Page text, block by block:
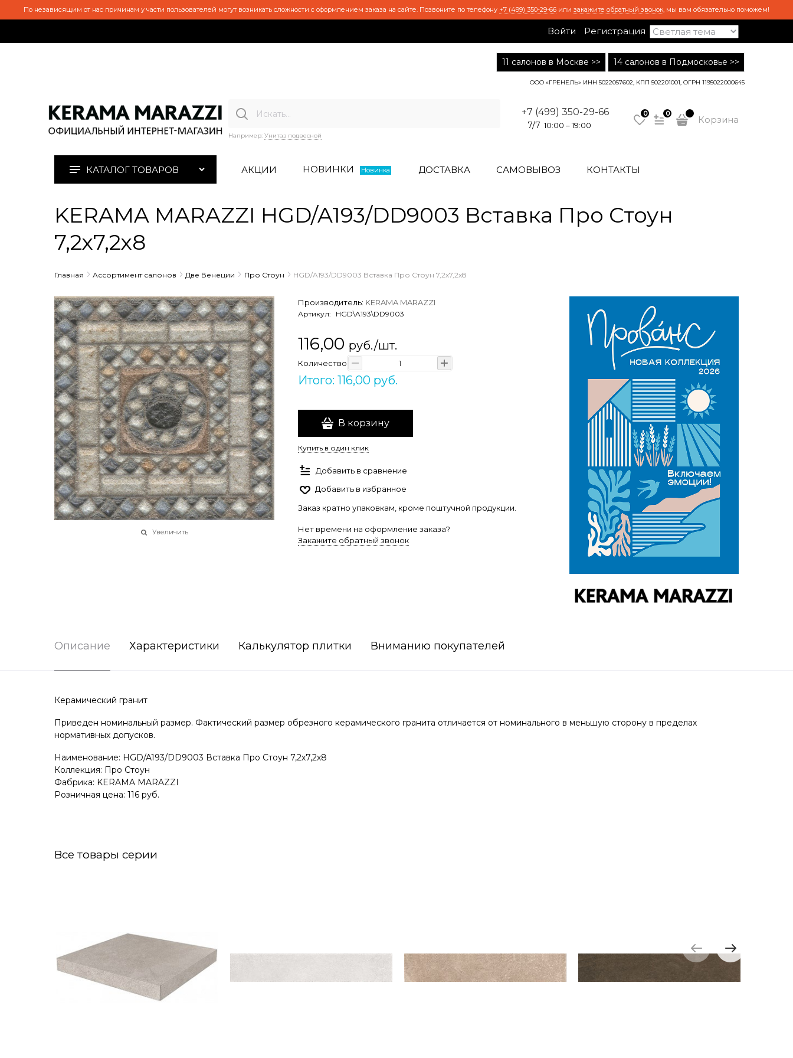
По независящим от нас причинам у части пользователей могут возникать сложности с оформлением заказа на сайте. Позвоните по телефону +7 (499) 350-29-66 или закажите обратный звонок, мы вам обязательно поможем!
Войти Регистрация
11 салонов в Москве >> 14 салонов в Подмосковье >>
ООО «ГРЕНЕЛЬ» ИНН 5022057602, КПП 502201001, ОГРН 1195022000645
Например: Унитаз подвесной
+7 (499) 350-29-66
7/7 10:00 – 19:00
0 0
Корзина
КАТАЛОГ ТОВАРОВ АКЦИИ НОВИНКИ Новинка ДОСТАВКА САМОВЫВОЗ КОНТАКТЫ
KERAMA MARAZZI HGD/A193/DD9003 Вставка Про Стоун
7,2х7,2х8
Главная Ассортимент салонов Две Венеции Про Стоун HGD/A193/DD9003 Вставка Про Стоун 7,2х7,2х8
Увеличить
Производитель: KERAMA MARAZZI
Артикул: HGD\A193\DD9003
116,00 руб./шт.
Количество
Итого: 116,00 руб.
В корзину
Купить в один клик
Добавить в сравнение
Добавить в избранное
Заказ кратно упаковкам, кроме поштучной продукции.
Нет времени на оформление заказа?
Закажите обратный звонок
Описание Характеристики Калькулятор плитки Вниманию покупателей
Керамический гранит
Приведен номинальный размер. Фактический размер обрезного керамического гранита отличается от номинального в меньшую сторону в пределах
нормативных допусков.
Наименование: HGD/A193/DD9003 Вставка Про Стоун 7,2х7,2х8
Коллекция: Про Стоун
Фабрика: KERAMA MARAZZI
Розничная цена: 116 руб.
Все товары серии